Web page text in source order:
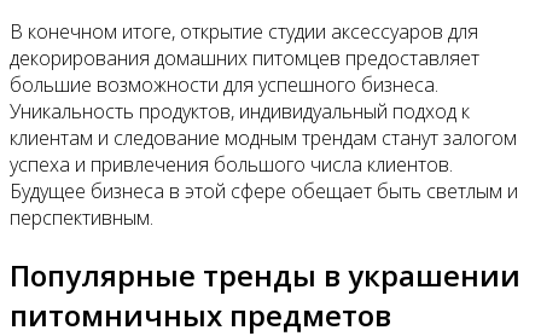
В конечном итоге, открытие студии аксессуаров для
декорирования домашних питомцев предоставляет
большие возможности для успешного бизнеса.
Уникальность продуктов, индивидуальный подход к
клиентам и следование модным трендам станут залогом
успеха и привлечения большого числа клиентов.
Будущее бизнеса в этой сфере обещает быть светлым и
перспективным.
Популярные тренды в украшении
питомничных предметов